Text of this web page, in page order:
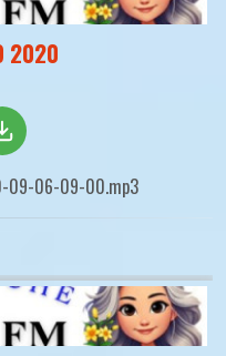
2020
09-06-09-00.mp3